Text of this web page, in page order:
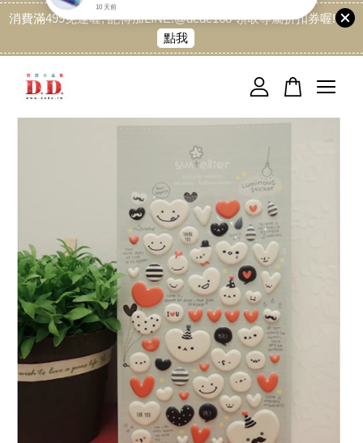
消費滿499免運喔, 記得加LINE:@dede168 領取專屬折扣券喔!
點我
您的購物車目前還是空的。
繼續購物